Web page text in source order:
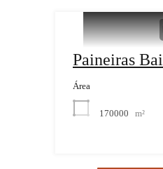
Paineiras
Área
170000 m²